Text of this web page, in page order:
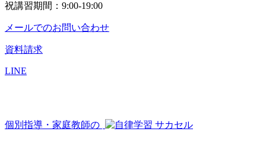
祝講習期間：9:00-19:00
メールでのお問い合わせ
資料請求
LINE
個別指導・家庭教師の